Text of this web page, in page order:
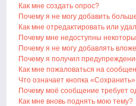
Как мне создать опрос?
Почему я не могу добавить
Как мне отредактировать или
Почему мне недоступны
Почему я не могу добавлять
Почему я получил
Как мне пожаловаться на
Что означает кнопка
Почему моё сообщение требует
Как мне вновь поднять мою тему?